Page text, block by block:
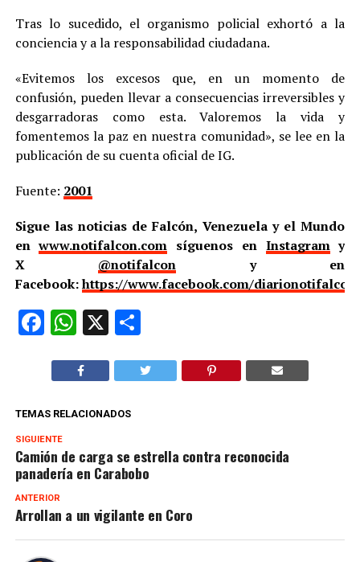
Tras lo sucedido, el organismo policial exhortó a la
conciencia y a la responsabilidad ciudadana.
«Evitemos los excesos que, en un momento de
confusión, pueden llevar a consecuencias irreversibles y
desgarradoras como esta. Valoremos la vida y
fomentemos la paz en nuestra comunidad», se lee en la
publicación de su cuenta oficial de IG.
Fuente: 2001
Sigue las noticias de Falcón, Venezuela y el Mundo
enwww.notifalcon.com síguenos en Instagramy
X @notifalcon y en
Facebook:https://www.facebook.com/
Facebook
WhatsApp
X Compartir
TEMAS RELACIONADOS
SIGUIENTE
Camión de carga se estrella contra reconocida
panadería en Carabobo
ANTERIOR
Arrollan a un vigilante en Coro